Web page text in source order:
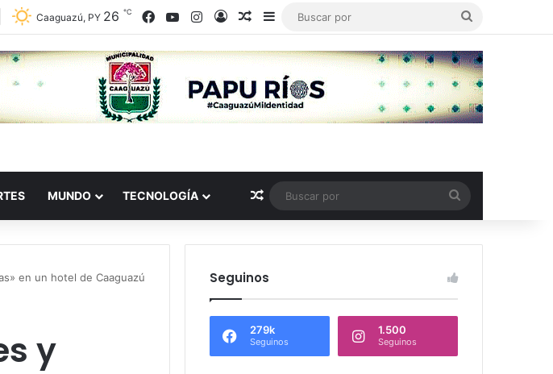
Caaguazú, PY 26 ℃ Facebook
YouTubeInstagram
AccesoPublicación al azar
Barra lateral
MUNDO TECNOLOGÍA Publicación al azar
por
en un hotel de Caaguazú
y
Seguinos
279k
Seguinos
1.500
Seguinos